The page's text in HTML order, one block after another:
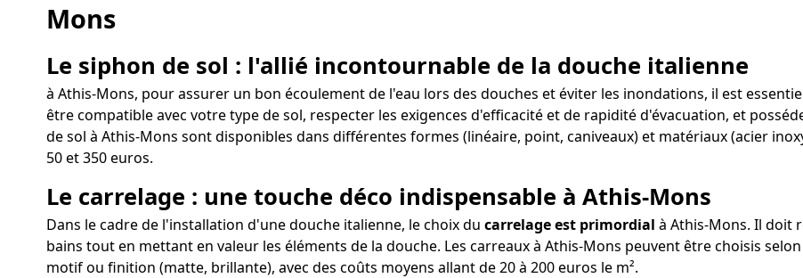
Mons
Le siphon de sol : l'allié incontournable de la douche italienne
à Athis-Mons, pour assurer un bon écoulement de l'eau lors des douches et éviter les inondations, il est
être compatible avec votre type de sol, respecter les exigences d'efficacité et de rapidité d'évacuation, et
de sol à Athis-Mons sont disponibles dans différentes formes (linéaire, point, caniveaux) et matériaux (acier
50 et 350 euros.
Le carrelage : une touche déco indispensable à Athis-Mons
Dans le cadre de l'installation d'une douche italienne, le choix du carrelage est primordial à Athis-Mons. Il doit
bains tout en mettant en valeur les éléments de la douche. Les carreaux à Athis-Mons peuvent être choisis
motif ou finition (matte, brillante), avec des coûts moyens allant de 20 à 200 euros le m².